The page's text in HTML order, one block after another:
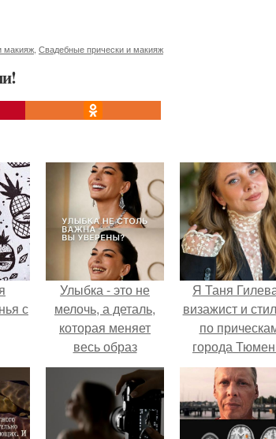
макияж Свадебные прически и макияж
с
Улыбка - это не
мелочь, а деталь,
которая меняет
весь образ
человека.
Я Таня
визажист и
по
города